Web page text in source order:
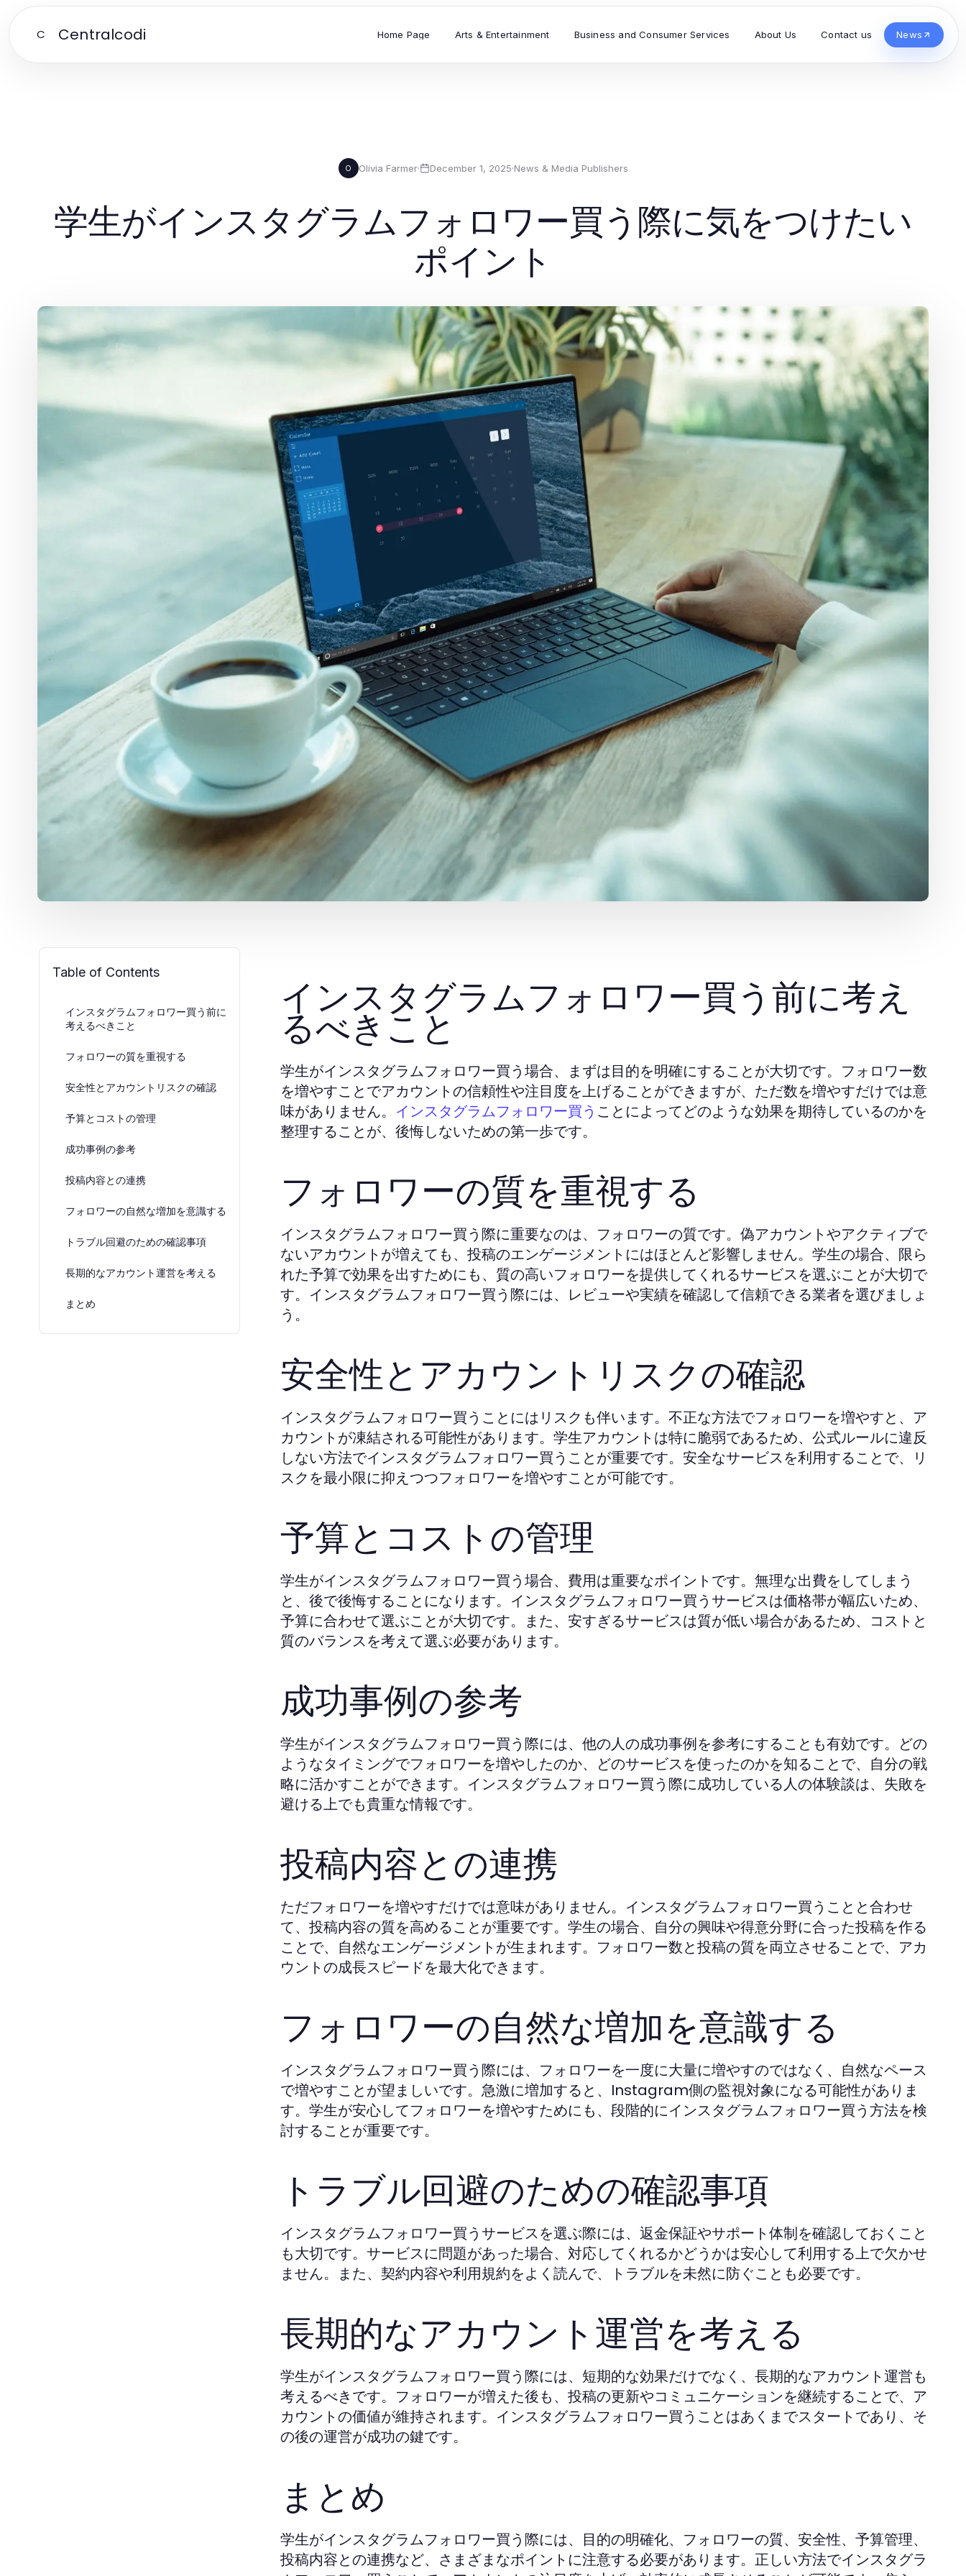
C Centralcodi Home Page Arts & Entertainment Business and Consumer Services About Us Contact us News
O Olivia Farmer· December 1, 2025·News & Media Publishers
学生がインスタグラムフォロワー買う際に気をつけたい
ポイント
Table of Contents
インスタグラムフォロワー買う前に
考えるべきこと
フォロワーの質を重視する
安全性とアカウントリスクの確認
予算とコストの管理
成功事例の参考
投稿内容との連携
フォロワーの自然な増加を意識する
トラブル回避のための確認事項
長期的なアカウント運営を考える
まとめ
インスタグラムフォロワー買う前に考え
るべきこと
学生がインスタグラムフォロワー買う場合、まずは目的を明確にすることが大切です。フォロワー数
を増やすことでアカウントの信頼性や注目度を上げることができますが、ただ数を増やすだけでは意
味がありません。
インスタグラムフォロワー買う ことによってどのような効果を期待しているのかを
整理することが、後悔しないための第一歩です。
フォロワーの質を重視する
インスタグラムフォロワー買う際に重要なのは、フォロワーの質です。偽アカウントやアクティブで
ないアカウントが増えても、投稿のエンゲージメントにはほとんど影響しません。学生の場合、限ら
れた予算で効果を出すためにも、質の高いフォロワーを提供してくれるサービスを選ぶことが大切で
す。インスタグラムフォロワー買う際には、レビューや実績を確認して信頼できる業者を選びましょ
う。
安全性とアカウントリスクの確認
インスタグラムフォロワー買うことにはリスクも伴います。不正な方法でフォロワーを増やすと、ア
カウントが凍結される可能性があります。学生アカウントは特に脆弱であるため、公式ルールに違反
しない方法でインスタグラムフォロワー買うことが重要です。安全なサービスを利用することで、リ
スクを最小限に抑えつつフォロワーを増やすことが可能です。
予算とコストの管理
学生がインスタグラムフォロワー買う場合、費用は重要なポイントです。無理な出費をしてしまう
と、後で後悔することになります。インスタグラムフォロワー買うサービスは価格帯が幅広いため、
予算に合わせて選ぶことが大切です。また、安すぎるサービスは質が低い場合があるため、コストと
質のバランスを考えて選ぶ必要があります。
成功事例の参考
学生がインスタグラムフォロワー買う際には、他の人の成功事例を参考にすることも有効です。どの
ようなタイミングでフォロワーを増やしたのか、どのサービスを使ったのかを知ることで、自分の戦
略に活かすことができます。インスタグラムフォロワー買う際に成功している人の体験談は、失敗を
避ける上でも貴重な情報です。
投稿内容との連携
ただフォロワーを増やすだけでは意味がありません。インスタグラムフォロワー買うことと合わせ
て、投稿内容の質を高めることが重要です。学生の場合、自分の興味や得意分野に合った投稿を作る
ことで、自然なエンゲージメントが生まれます。フォロワー数と投稿の質を両立させることで、アカ
ウントの成長スピードを最大化できます。
フォロワーの自然な増加を意識する
インスタグラムフォロワー買う際には、フォロワーを一度に大量に増やすのではなく、自然なペース
で増やすことが望ましいです。急激に増加すると、Instagram側の監視対象になる可能性がありま
す。学生が安心してフォロワーを増やすためにも、段階的にインスタグラムフォロワー買う方法を検
討することが重要です。
トラブル回避のための確認事項
インスタグラムフォロワー買うサービスを選ぶ際には、返金保証やサポート体制を確認しておくこと
も大切です。サービスに問題があった場合、対応してくれるかどうかは安心して利用する上で欠かせ
ません。また、契約内容や利用規約をよく読んで、トラブルを未然に防ぐことも必要です。
長期的なアカウント運営を考える
学生がインスタグラムフォロワー買う際には、短期的な効果だけでなく、長期的なアカウント運営も
考えるべきです。フォロワーが増えた後も、投稿の更新やコミュニケーションを継続することで、ア
カウントの価値が維持されます。インスタグラムフォロワー買うことはあくまでスタートであり、そ
の後の運営が成功の鍵です。
まとめ
学生がインスタグラムフォロワー買う際には、目的の明確化、フォロワーの質、安全性、予算管理、
投稿内容との連携など、さまざまなポイントに注意する必要があります。正しい方法でインスタグラ